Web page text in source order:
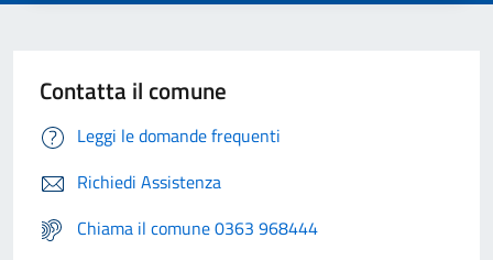
Contatta il comune
Leggi le domande frequenti
Richiedi Assistenza
Chiama il comune 0363 968444